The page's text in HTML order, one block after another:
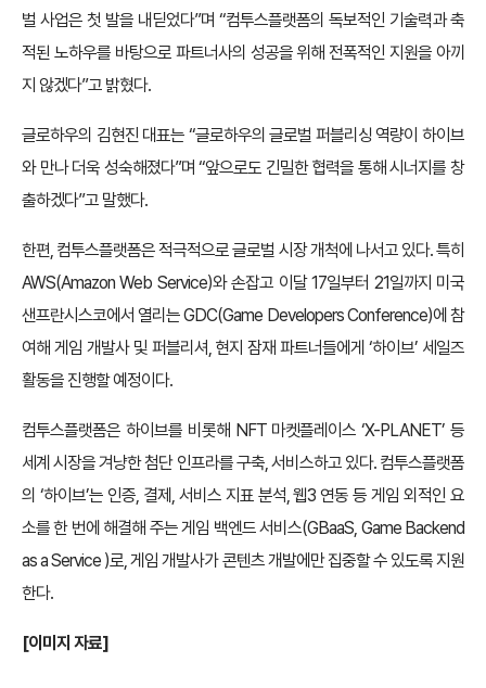
벌 사업은 첫 발을 내딛었다”며 “컴투스플랫폼의 독보적인 기술력과 축
적된 노하우를 바탕으로 파트너사의 성공을 위해 전폭적인 지원을 아끼
지 않겠다”고 밝혔다.
글로하우의 김현진 대표는 “글로하우의 글로벌 퍼블리싱 역량이 하이브
와 만나 더욱 성숙해졌다”며 “앞으로도 긴밀한 협력을 통해 시너지를 창
출하겠다”고 말했다.
한편, 컴투스플랫폼은 적극적으로 글로벌 시장 개척에 나서고 있다. 특히
AWS(Amazon Web Service)와 손잡고 이달 17일부터 21일까지 미국
샌프란시스코에서 열리는 GDC(Game Developers Conference)에 참
여해 게임 개발사 및 퍼블리셔, 현지 잠재 파트너들에게 ‘하이브’ 세일즈
활동을 진행할 예정이다.
컴투스플랫폼은 하이브를 비롯해 NFT 마켓플레이스 ‘X-PLANET’ 등
세계 시장을 겨냥한 첨단 인프라를 구축, 서비스하고 있다. 컴투스플랫폼
의 ‘하이브’는 인증, 결제, 서비스 지표 분석, 웹3 연동 등 게임 외적인 요
소를 한 번에 해결해 주는 게임 백엔드 서비스(GBaaS, Game Backend
as a Service )로, 게임 개발사가 콘텐츠 개발에만 집중할 수 있도록 지원
한다.
[이미지 자료]